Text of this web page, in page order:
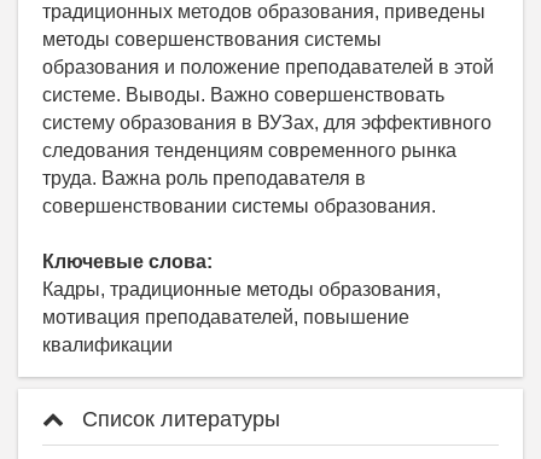
традиционных методов образования, приведены
методы совершенствования системы
образования и положение преподавателей в этой
системе. Выводы. Важно совершенствовать
систему образования в ВУЗах, для эффективного
следования тенденциям современного рынка
труда. Важна роль преподавателя в
совершенствовании системы образования.
Ключевые слова:
Кадры, традиционные методы образования,
мотивация преподавателей, повышение
квалификации
Список литературы